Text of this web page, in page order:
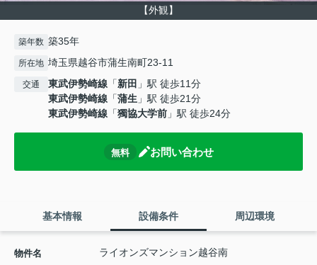
【外観】
築年数 築35年
所在地 埼玉県越谷市蒲生南町23-11
交通 東武伊勢崎線 「新田 」駅 徒歩11分
東武伊勢崎線 「蒲生 」駅 徒歩21分
東武伊勢崎線 「獨協大学前 」駅 徒歩24分
無料 お問い合わせ
基本情報 設備条件 周辺環境
物件名 ライオンズマンション越谷南